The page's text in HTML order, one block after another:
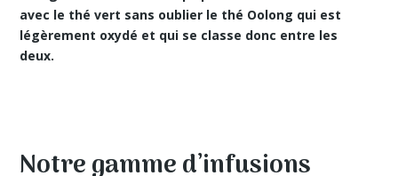
avec le thé vert sans oublier le thé Oolong qui est
légèrement oxydé et qui se classe donc entre les
deux.
Notre gamme d’infusions